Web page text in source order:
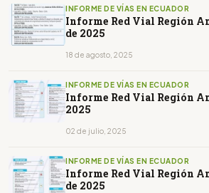
INFORME DE VÍAS EN ECUADOR
Informe Red Vial Región
de 2025
18 de agosto, 2025
INFORME DE VÍAS EN ECUADOR
Informe Red Vial Región
2025
02 de julio, 2025
INFORME DE VÍAS EN ECUADOR
Informe Red Vial Región
de 2025